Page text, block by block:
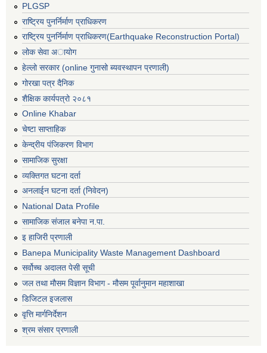
PLGSP
राष्ट्रिय पुनर्निर्माण प्राधिकरण
राष्ट्रिय पुनर्निर्माण प्राधिकरण(Earthquake Reconstruction Portal)
लोक सेवा अायोग
हेल्लो सरकार (online गुनासो ब्यवस्थापन प्रणाली)
गोरखा पत्र दैनिक
शैक्षिक कार्यपत्रो २०८१
Online Khabar
चेष्टा साप्ताहिक
केन्द्रीय पंजिकरण विभाग
सामाजिक सुरक्षा
व्यक्तिगत घटना दर्ता
अनलाईन घटना दर्ता (निवेदन)
National Data Profile
सामाजिक संजाल बनेपा न.पा.
इ हाजिरी प्रणाली
Banepa Municipality Waste Management Dashboard
सर्वोच्च अदालत पेसी सूची
जल तथा मौसम विज्ञान विभाग - मौसम पूर्वानुमान महाशाखा
डिजिटल इजलास
वृत्ति मार्गनिर्देशन
श्रम संसार प्रणाली